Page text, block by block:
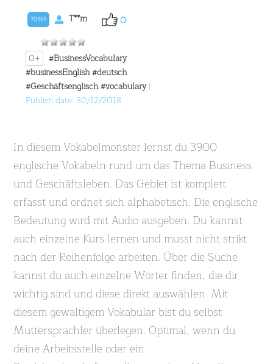
70969 T**m 0
0+
#BusinessVocabulary
#businessEnglish#deutsch
#Geschäftsenglisch#vocabulary|
Publish date: 30/12/2018
In diesem Vokabelmonster lernst du 3900
englische Vokabeln rund um das Thema Business
und Geschäftsleben. Das Gebiet ist komplett
erfasst und ordnet sich alphabetisch. Die englische
Bedeutung wird mit Audio ausgeben. Du kannst
auch einzelne Kurs lernen und musst nicht strikt
nach der Reihenfolge arbeiten. Über die Suche
kannst du auch einzelne Wörter finden, die dir
wichtig sind und diese direkt auswählen. Mit
diesem gewaltigem Vokabular bist du selbst
Muttersprachler überlegen. Optimal, wenn du
deine Arbeitsstelle oder ein